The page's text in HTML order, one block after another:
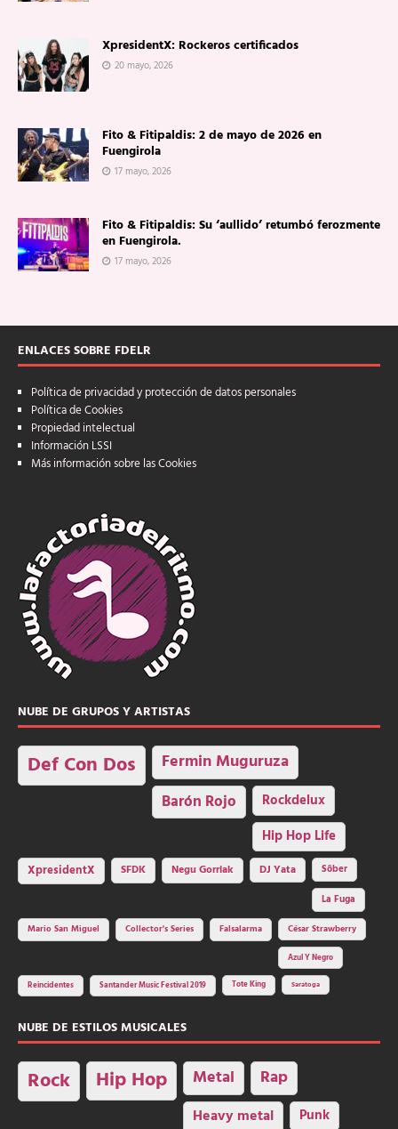
XpresidentX: Rockeros certificados
20 mayo, 2026
Fito & Fitipaldis: 2 de mayo de 2026 en
Fuengirola
17 mayo, 2026
Fito & Fitipaldis: Su ‘aullido’ retumbó ferozmente
en Fuengirola.
17 mayo, 2026
ENLACES SOBRE FDELR
Política de privacidad y protección de datos personales
Política de Cookies
Propiedad intelectual
Información LSSI
Más información sobre las Cookies
NUBE DE GRUPOS Y ARTISTAS
Def Con Dos Fermin Muguruza
Barón Rojo Rockdelux
Hip Hop Life
XpresidentX SFDK Negu Gorriak DJ Yata
Sôber
La Fuga
Mario San Miguel
Collector's Series Falsalarma César Strawberry
Azul Y Negro
Reincidentes Santander Music Festival 2019 Tote King Saratoga
NUBE DE ESTILOS MUSICALES
Rock Hip Hop Metal Rap
Heavy metal Punk